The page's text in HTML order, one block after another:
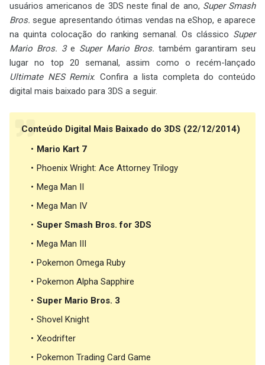
usuários americanos de 3DS neste final de ano, Super Smash
Bros. segue apresentando ótimas vendas na eShop, e aparece
na quinta colocação do ranking semanal. Os clássico Super
Mario Bros. 3e Super Mario Bros. também garantiram seu
lugar no top 20 semanal, assim como o recém-lançado
Ultimate NES Remix. Confira a lista completa do conteúdo
digital mais baixado para 3DS a seguir.
Conteúdo Digital Mais Baixado do 3DS (22/12/2014)
Mario Kart 7
Phoenix Wright: Ace Attorney Trilogy
Mega Man II
Mega Man IV
Super Smash Bros. for 3DS
Mega Man III
Pokemon Omega Ruby
Pokemon Alpha Sapphire
Super Mario Bros. 3
Shovel Knight
Xeodrifter
Pokemon Trading Card Game